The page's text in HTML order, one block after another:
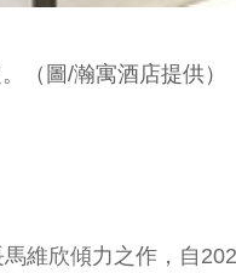
（圖/瀚寓酒店提供）
維欣傾力之作，自